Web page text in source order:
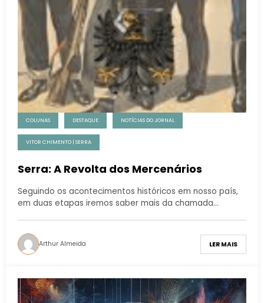
COLUNAS DESTAQUE NOTÍCIAS DO JORNAL
VITOR CHIMENTO | SERRA
Serra: A Revolta dos Mercenários
Seguindo os acontecimentos históricos em nosso país,
em duas etapas iremos saber mais da chamada…
Arthur Almeida LER MAIS